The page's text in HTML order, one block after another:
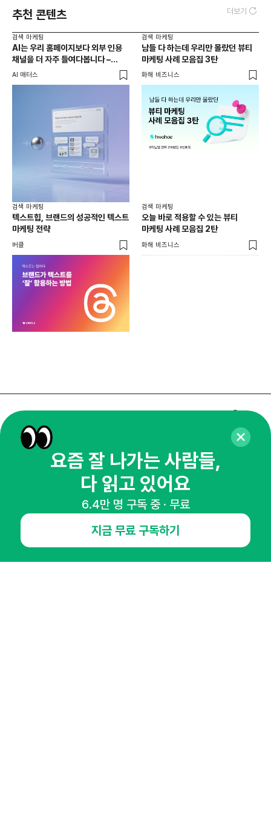
추천 콘텐츠 더보기
검색 마케팅
AI는 우리 홈페이지보다 외부 인용
채널을 더 자주 들여다봅니다 –
두툼한 인용 레이어를 짜는 법
AI 매터스
검색 마케팅
남들 다 하는데 우리만 몰랐던 뷰티
마케팅 사례 모음집 3탄
화해 비즈니스
검색 마케팅
텍스트힙, 브랜드의 성공적인 텍스트
마케팅 전략
버클
검색 마케팅
오늘 바로 적용할 수 있는 뷰티
마케팅 사례 모음집 2탄
화해 비즈니스
매주 화요일 아침,
마케팅 감각을 깨워 드릴게요!
65,043명의 마케터를 성장시키는 뉴스레터
NHN AD
요즘 잘 나가는 사람들,
다 읽고 있어요
6.4만 명 구독 중 · 무료
지금 무료 구독하기